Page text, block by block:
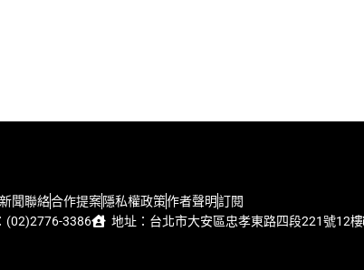
新聞聯絡合作提案隱私權政策作者聲明訂閱
(02)2776-3386
地址：台北市大安區忠孝東路四段221號12樓